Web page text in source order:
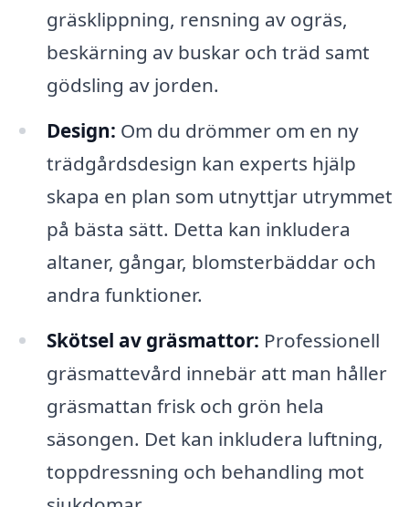
gräsklippning, rensning av ogräs,
beskärning av buskar och träd samt
gödsling av jorden.
Design: Om du drömmer om en ny
trädgårdsdesign kan experts hjälp
skapa en plan som utnyttjar utrymmet
på bästa sätt. Detta kan inkludera
altaner, gångar, blomsterbäddar och
andra funktioner.
Skötsel av gräsmattor: Professionell
gräsmattevård innebär att man håller
gräsmattan frisk och grön hela
säsongen. Det kan inkludera luftning,
toppdressning och behandling mot